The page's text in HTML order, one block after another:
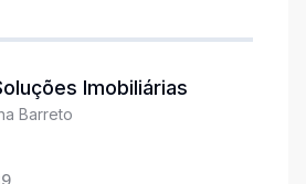
Imobiliárias
Barreto